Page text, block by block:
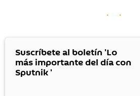
Suscríbete al boletín 'Lo
más importante del día con
Sputnik '